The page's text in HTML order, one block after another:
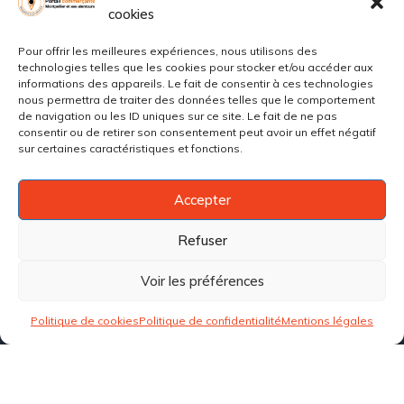
cookies
Pour offrir les meilleures expériences, nous utilisons des
technologies telles que les cookies pour stocker et/ou accéder aux
informations des appareils. Le fait de consentir à ces technologies
nous permettra de traiter des données telles que le comportement
de navigation ou les ID uniques sur ce site. Le fait de ne pas
consentir ou de retirer son consentement peut avoir un effet négatif
sur certaines caractéristiques et fonctions.
Accepter
Refuser
Voir les préférences
Politique de cookiesPolitique de confidentialitéMentions légales
Espace Entreprises
Se connecter
Ajouter mon établissement
Désinscrire son établissement
Liens utiles